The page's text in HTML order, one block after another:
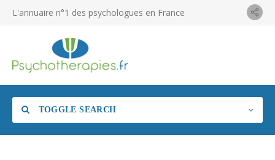
L'annuaire n°1 des psychologues en France
TOGGLE SEARCH